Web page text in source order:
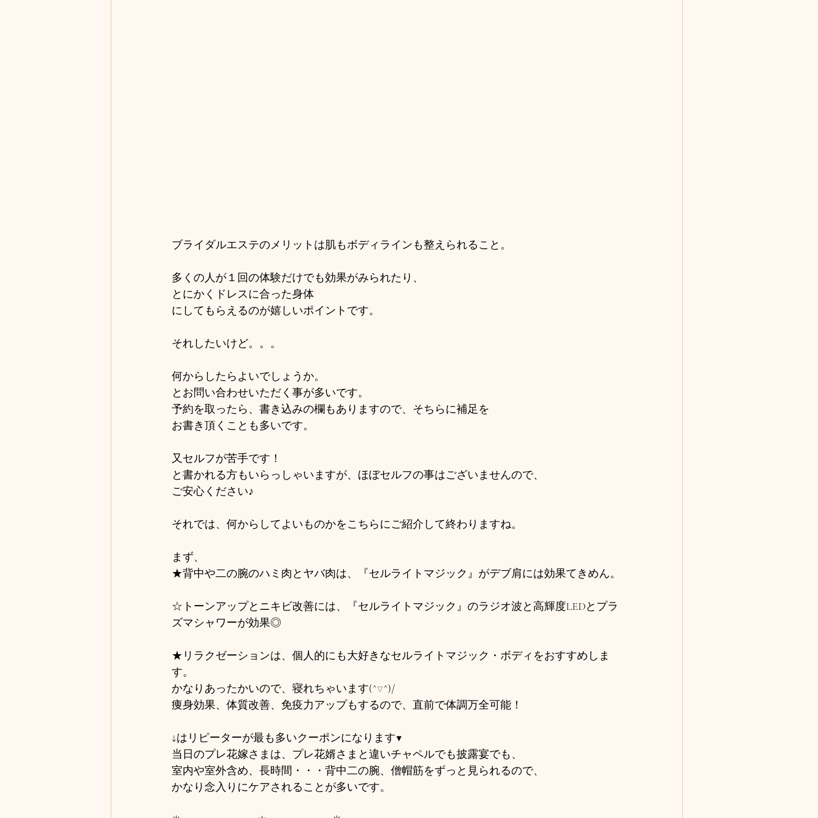
ブライダルエステのメリットは肌もボディラインも整えられること。
多くの人が１回の体験だけでも効果がみられたり、
とにかくドレスに合った身体
にしてもらえるのが嬉しいポイントです。
それしたいけど。。。
何からしたらよいでしょうか。
とお問い合わせいただく事が多いです。
予約を取ったら、書き込みの欄もありますので、そちらに補足を
お書き頂くことも多いです。
又セルフが苦手です！
と書かれる方もいらっしゃいますが、ほぼセルフの事はございませんので、
ご安心ください♪
それでは、何からしてよいものかをこちらにご紹介して終わりますね。
まず、
★背中や二の腕のハミ肉とヤバ肉は、『セルライトマジック』がデブ肩には効果てきめん。
☆トーンアップとニキビ改善には、『セルライトマジック』のラジオ波と高輝度LEDとプラ
ズマシャワーが効果◎
★リラクゼーションは、個人的にも大好きなセルライトマジック・ボディをおすすめしま
す。
かなりあったかいので、寝れちゃいます(^▽^)/
痩身効果、体質改善、免疫力アップもするので、直前で体調万全可能！
↓はリピーターが最も多いクーポンになります▼
当日のプレ花嫁さまは、プレ花婿さまと違いチャペルでも披露宴でも、
室内や室外含め、長時間・・・背中二の腕、僧帽筋をずっと見られるので、
かなり念入りにケアされることが多いです。